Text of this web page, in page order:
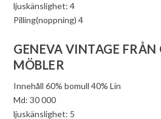
ljuskänslighet: 4
Pilling(noppning) 4
GENEVA VINTAGE FRÅN
MÖBLER
Innehåll 60% bomull 40% Lin
Md: 30 000
ljuskänslighet: 5